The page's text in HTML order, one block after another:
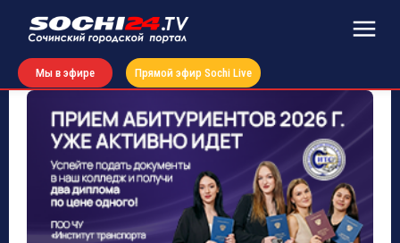
Мы в эфире Прямой эфир Sochi Live